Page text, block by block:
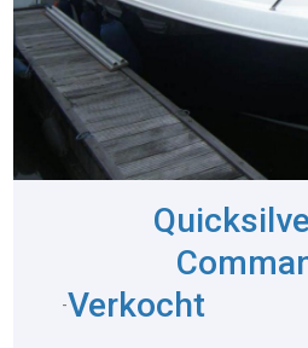
-Verkocht